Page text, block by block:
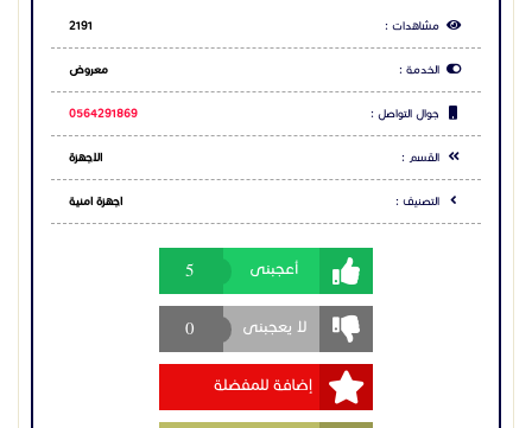
مشاهدات : 2191
الخدمة : معروض
جوال التواصل : 0564291869
القسم : الاجهزة
التصنيف : اجهزة امنية
أعجبنى 5
لا يعجبنى 0
إضافة للمفضلة